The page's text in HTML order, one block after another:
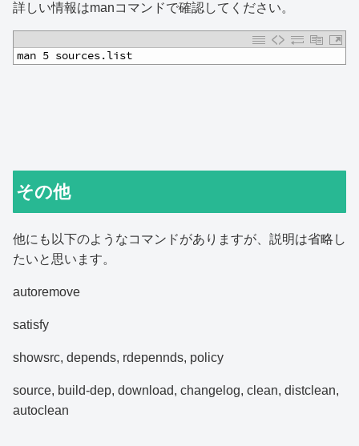
詳しい情報はmanコマンドで確認してください。
man 5 sources.list
その他
他にも以下のようなコマンドがありますが、説明は省略し
たいと思います。
autoremove
satisfy
showsrc, depends, rdepennds, policy
source, build-dep, download, changelog, clean, distclean,
autoclean